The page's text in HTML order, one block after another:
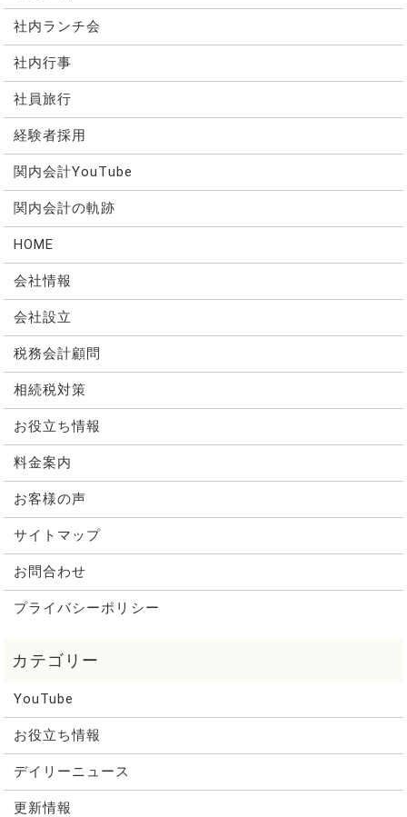
社内ランチ会
社内行事
社員旅行
経験者採用
関内会計YouTube
関内会計の軌跡
HOME
会社情報
会社設立
税務会計顧問
相続税対策
お役立ち情報
料金案内
お客様の声
サイトマップ
お問合わせ
プライバシーポリシー
YouTube
お役立ち情報
デイリーニュース
更新情報